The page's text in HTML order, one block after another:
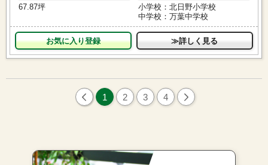
67.87坪
小学校：北日野小学校
中学校：万葉中学校
お気に入り ≫詳しく見る
1 2 3 4